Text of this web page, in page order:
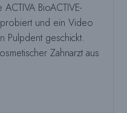
BioACTIVE-
und ein Video
Pulpdent geschickt.
Zahnarzt aus